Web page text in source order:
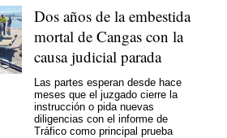
Dos años de la embestida
mortal de Cangas con la
causa judicial parada
Las partes esperan desde hace
meses que el juzgado cierre la
instrucción o pida nuevas
diligencias con el informe de
Tráfico como principal prueba